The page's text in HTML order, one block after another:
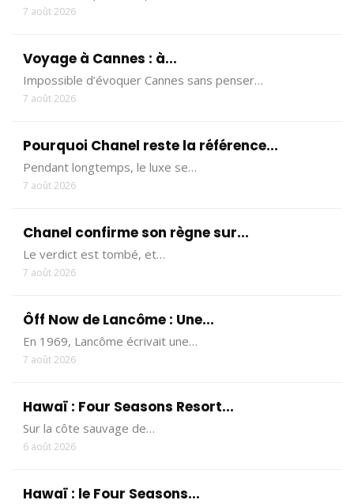
7 août 2026
Voyage à Cannes : à...
Impossible d’évoquer Cannes sans penser…
7 août 2026
Pourquoi Chanel reste la référence...
Pendant longtemps, le luxe se…
7 août 2026
Chanel confirme son règne sur...
Le verdict est tombé, et…
7 août 2026
Ôff Now de Lancôme : Une...
En 1969, Lancôme écrivait une…
7 août 2026
Hawaï : Four Seasons Resort...
Sur la côte sauvage de…
6 août 2026
Hawaï : le Four Seasons...